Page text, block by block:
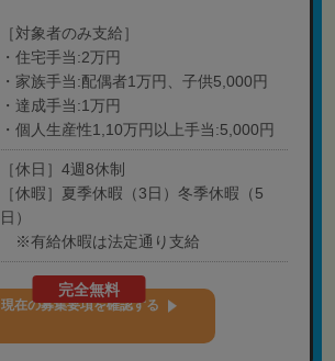
［対象者のみ支給］
・住宅手当:2万円
・家族手当:配偶者1万円、子供5,000円
・達成手当:1万円
・個人生産性1,10万円以上手当:5,000円
［休日］4週8休制
［休暇］夏季休暇（3日）冬季休暇（5
日）
※有給休暇は法定通り支給
完全無料
現在の募集要項を確認する